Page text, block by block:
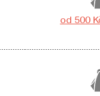
od 500